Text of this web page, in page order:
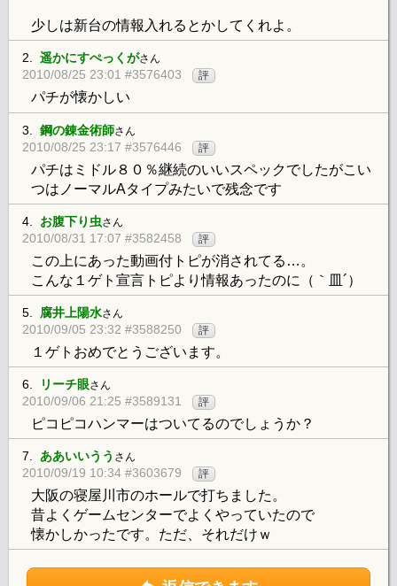
少しは新台の情報入れるとかしてくれよ。
2. 遥かにすぺっくがさん
2010/08/25 23:01 #3576403 評
パチが懐かしい
3. 鋼の錬金術師さん
2010/08/25 23:17 #3576446 評
パチはミドル８０％継続のいいスペックでしたがこい
つはノーマルAタイプみたいで残念です
4. お腹下り虫さん
2010/08/31 17:07 #3582458 評
この上にあった動画付トピが消されてる…。
こんな１ゲト宣言トピより情報あったのに（｀皿´）
5. 腐井上陽水さん
2010/09/05 23:32 #3588250 評
１ゲトおめでとうございます。
6. リーチ眼さん
2010/09/06 21:25 #3589131 評
ピコピコハンマーはついてるのでしょうか？
7. ああいいうう さん
2010/09/19 10:34 #3603679 評
大阪の寝屋川市のホールで打ちました。
昔よくゲームセンターでよくやっていたので
懐かしかったです。ただ、それだけｗ